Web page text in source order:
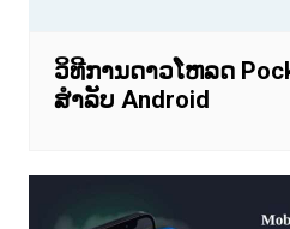
ວິທີການດາວໂຫລດ
ສໍາລັບ Android